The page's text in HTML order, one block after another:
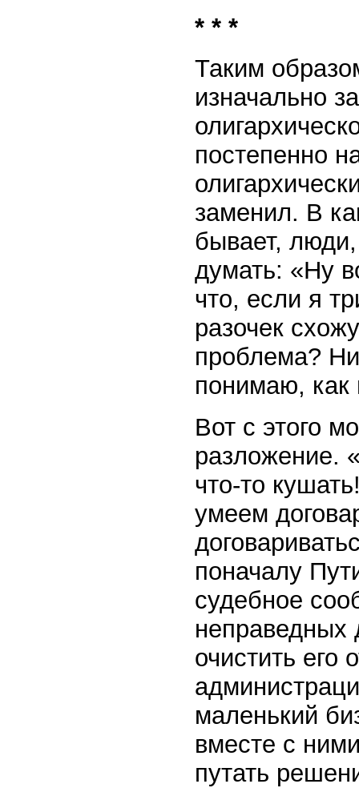
* * *
Таким
изначально
постепенно
заменил. В
бывает,
думать: «Ну
что, если я
разочек
проблема?
понимаю, как
Вот с этого
разложение.
что-то
умеем
поначалу
судебное
неправедных
очистить его
маленький
вместе с
путать